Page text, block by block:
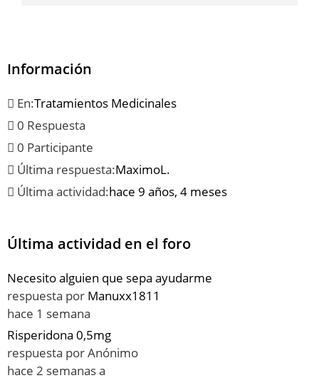
Información
En:Tratamientos Medicinales
0 Respuesta
0 Participante
Última respuesta:MaximoL.
Última actividad:hace 9 años, 4 meses
Última actividad en el foro
Necesito alguien que sepa ayudarme
respuesta por Manuxx1811
hace 1 semana
Risperidona 0,5mg
respuesta porAnónimo
hace 2 semanas a